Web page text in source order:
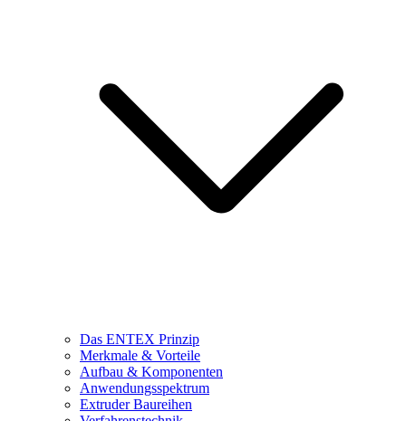
Das ENTEX Prinzip
Merkmale & Vorteile
Aufbau & Komponenten
Anwendungsspektrum
Extruder Baureihen